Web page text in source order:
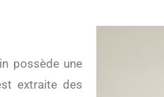
possède une
extraite des